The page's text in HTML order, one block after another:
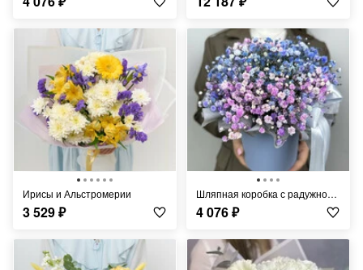
Ирисы и Альстромерии
3 529₽
Шляпная коробка с радужной гипсофилой
4 076₽